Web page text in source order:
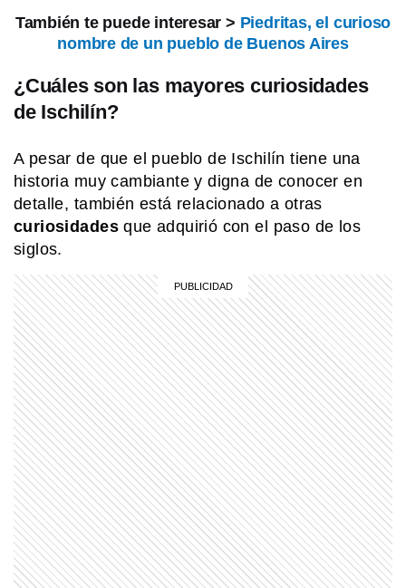
También te puede interesar > Piedritas, el curioso
nombre de un pueblo de Buenos Aires
¿Cuáles son las mayores curiosidades
de Ischilín?
A pesar de que el pueblo de Ischilín tiene una
historia muy cambiante y digna de conocer en
detalle, también está relacionado a otras
curiosidadesque adquirió con el paso de los
siglos.
COMUNIDAD EDUCATIVA
El secreto del albatros para volar
miles de kilómetros casi sin aletear
Manuel Belgrano
MI PAIS
Existe un pueblo argentino en Salta
que solo se puede visitar por vía
terrestre si pasás por Bolivia
EL MUNDO
Así es el salar de Coipasa, uno de los
grandes paisajes de Bolivia
MI PAIS
24 de junio: la increíble coincidencia
entre Fangio y Sabato